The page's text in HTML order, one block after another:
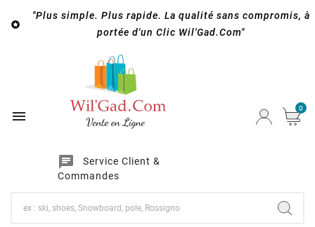

"Plus simple. Plus rapide. La qualité sans compromis, à
portée d'un Clic Wil'Gad.Com"

chat
Service Client &
Commandes
0